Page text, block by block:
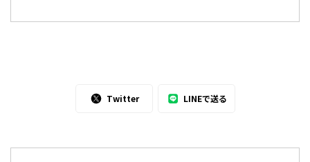
Twitter LINEで送る